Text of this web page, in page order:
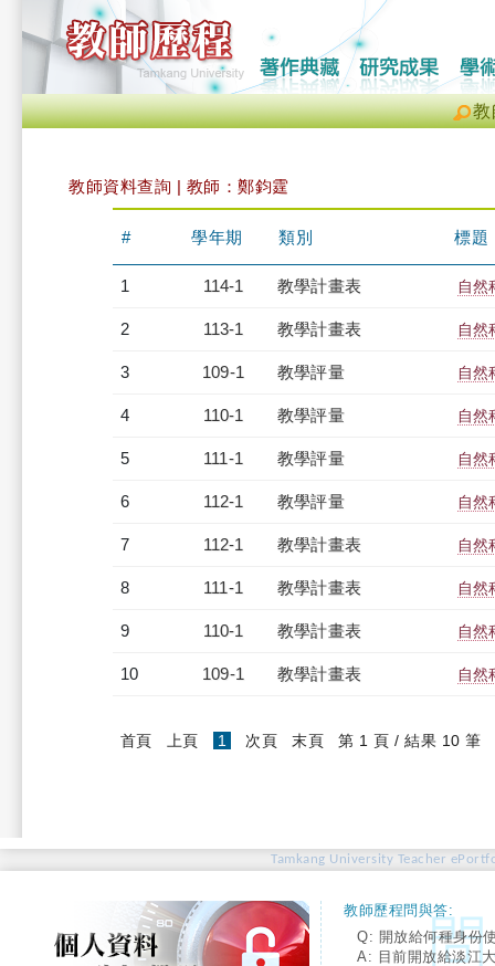
教
教師資料查詢 | 教師：鄭鈞霆
# 學年期 類別 標題
1 114-1 教學計畫表 自然
2 113-1 教學計畫表 自然
3 109-1 教學評量 自然
4 110-1 教學評量 自然
5 111-1 教學評量 自然
6 112-1 教學評量 自然
7 112-1 教學計畫表 自然
8 111-1 教學計畫表 自然
9 110-1 教學計畫表 自然
10 109-1 教學計畫表 自然
首頁 上頁 1 (current)
次頁 末頁 第 1 頁 / 結果 10 筆
Tamkang University Teacher
教師歷程問與答:
Q: 開放給何種身份
A: 目前開放給淡江